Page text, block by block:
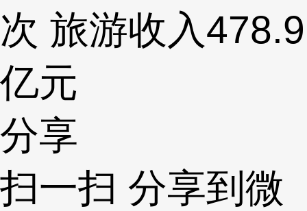
次 旅游收入478.9
亿元
分享
扫一扫 分享到微